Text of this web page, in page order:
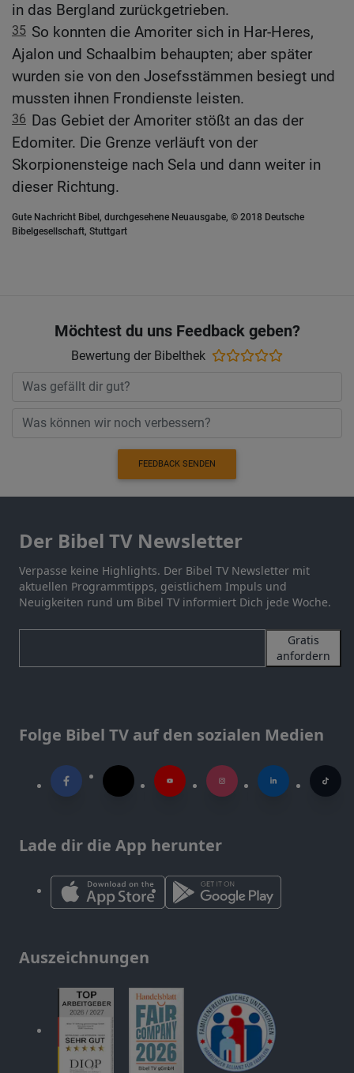
in das Bergland zurückgetrieben.
35 So konnten die Amoriter sich in Har-Heres,
Ajalon und Schaalbim behaupten; aber später
wurden sie von den Josefsstämmen besiegt und
mussten ihnen Frondienste leisten.
36 Das Gebiet der Amoriter stößt an das der
Edomiter. Die Grenze verläuft von der
Skorpionensteige nach Sela und dann weiter in
dieser Richtung.
Gute Nachricht Bibel, durchgesehene Neuausgabe, © 2018 Deutsche
Bibelgesellschaft, Stuttgart
Möchtest du uns Feedback geben?
Bewertung der Bibelthek
FEEDBACK SENDEN
Der Bibel TV Newsletter
Verpasse keine Highlights. Der Bibel TV Newsletter mit
aktuellen Programmtipps, geistlichem Impuls und
Neuigkeiten rund um Bibel TV informiert Dich jede Woche.
Gratis
anfordern
Folge Bibel TV auf den sozialen Medien
Lade dir die App herunter
Auszeichnungen